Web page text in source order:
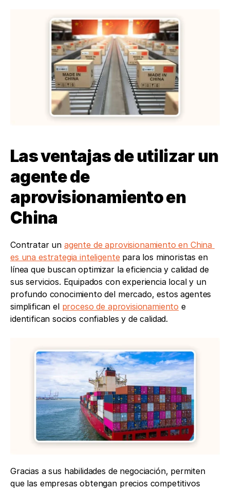
Las ventajas de utilizar un
agente de
aprovisionamiento en
China
Contratar un agente de aprovisionamiento en China
es una estrategia inteligente para los minoristas en
línea que buscan optimizar la eficiencia y calidad de
sus servicios. Equipados con experiencia local y un
profundo conocimiento del mercado, estos agentes
simplifican el proceso de aprovisionamiento e
identifican socios confiables y de calidad.
Gracias a sus habilidades de negociación, permiten
que las empresas obtengan precios competitivos